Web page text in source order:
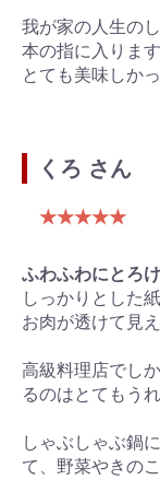
我が家の人生の
本の指に入ります
とても美味しか
くろ さん
★★★★★
ふわふわにとろ
しっかりとした
お肉が透けて見
高級料理店でし
るのはとてもう
しゃぶしゃぶ鍋
て、野菜やきの